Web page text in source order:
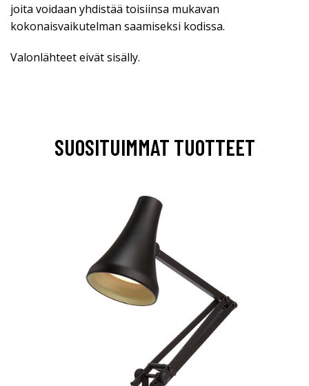
joita voidaan yhdistää toisiinsa mukavan
kokonaisvaikutelman saamiseksi kodissa.
Valonlähteet eivät sisälly.
SUOSITUIMMAT TUOTTEET